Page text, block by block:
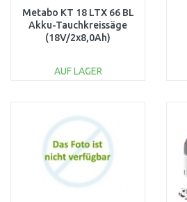
Metabo KT 18 LTX 66 BL
Akku-Tauchkreissäge
(18V/2x8,0Ah)
AUF LAGER
Vergleichen